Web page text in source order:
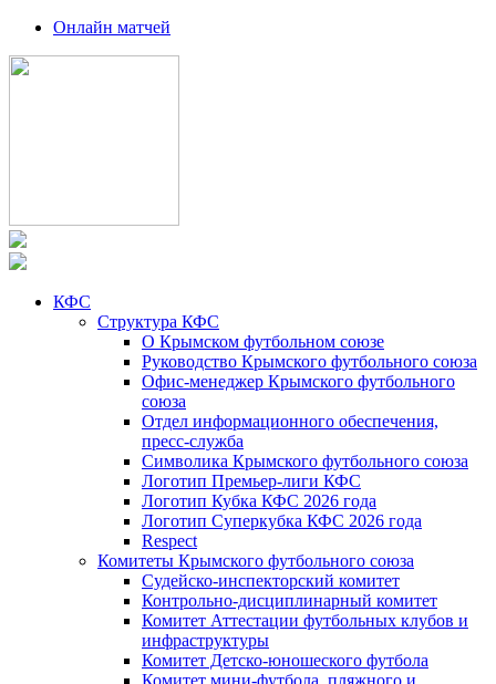
Онлайн матчей
КФС
Структура КФС
О Крымском футбольном союзе
Руководство Крымского футбольного союза
Офис-менеджер Крымского футбольного
союза
Отдел информационного обеспечения,
пресс-служба
Символика Крымского футбольного союза
Логотип Премьер-лиги КФС
Логотип Кубка КФС 2026 года
Логотип Суперкубка КФС 2026 года
Respect
Комитеты Крымского футбольного союза
Судейско-инспекторский комитет
Контрольно-дисциплинарный комитет
Комитет Аттестации футбольных клубов и
инфраструктуры
Комитет Детско-юношеского футбола
Комитет мини-футбола, пляжного и